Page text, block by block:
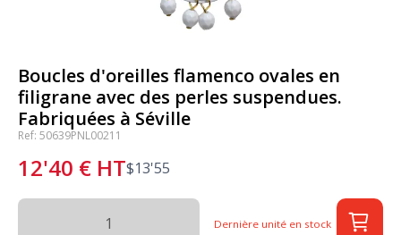
Boucles d'oreilles flamenco ovales en
filigrane avec des perles suspendues.
Fabriquées à Séville
Ref: 50639PNL00211
12'40 € HT$13'55
Dernière unité en stock